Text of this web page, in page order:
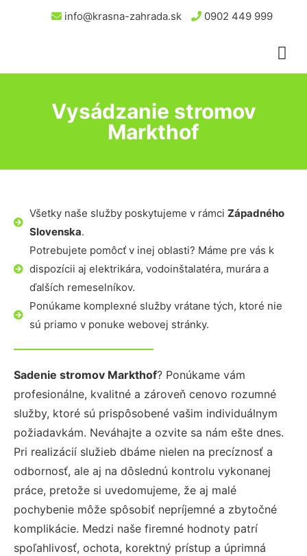
info@krasna-zahrada.sk 0902 449 999
Vysádzanie stromov
Markthof
Všetky naše služby poskytujeme v rámci Západného
Slovenska.
Potrebujete pomôcť v inej oblasti? Máme pre vás k
dispozícii aj elektrikára, vodoinštalatéra, murára a
ďalších remeselníkov.
Ponúkame komplexné služby vrátane tých, ktoré nie
sú priamo v ponuke webovej stránky.
Sadenie stromov Markthof? Ponúkame vám
profesionálne, kvalitné a zároveň cenovo rozumné
služby, ktoré sú prispôsobené vašim individuálnym
požiadavkám. Neváhajte a ozvite sa nám ešte dnes.
Pri realizácií služieb dbáme nielen na precíznosť a
odbornosť, ale aj na dôslednú kontrolu vykonanej
práce, pretože si uvedomujeme, že aj malé
pochybenie môže spôsobiť nepríjemné a zbytočné
komplikácie. Medzi naše firemné hodnoty patrí
spoľahlivosť, ochota, korektný prístup a úprimná